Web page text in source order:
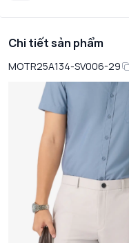
Chi tiết sản phẩm
MOTR25A134-SV006-29